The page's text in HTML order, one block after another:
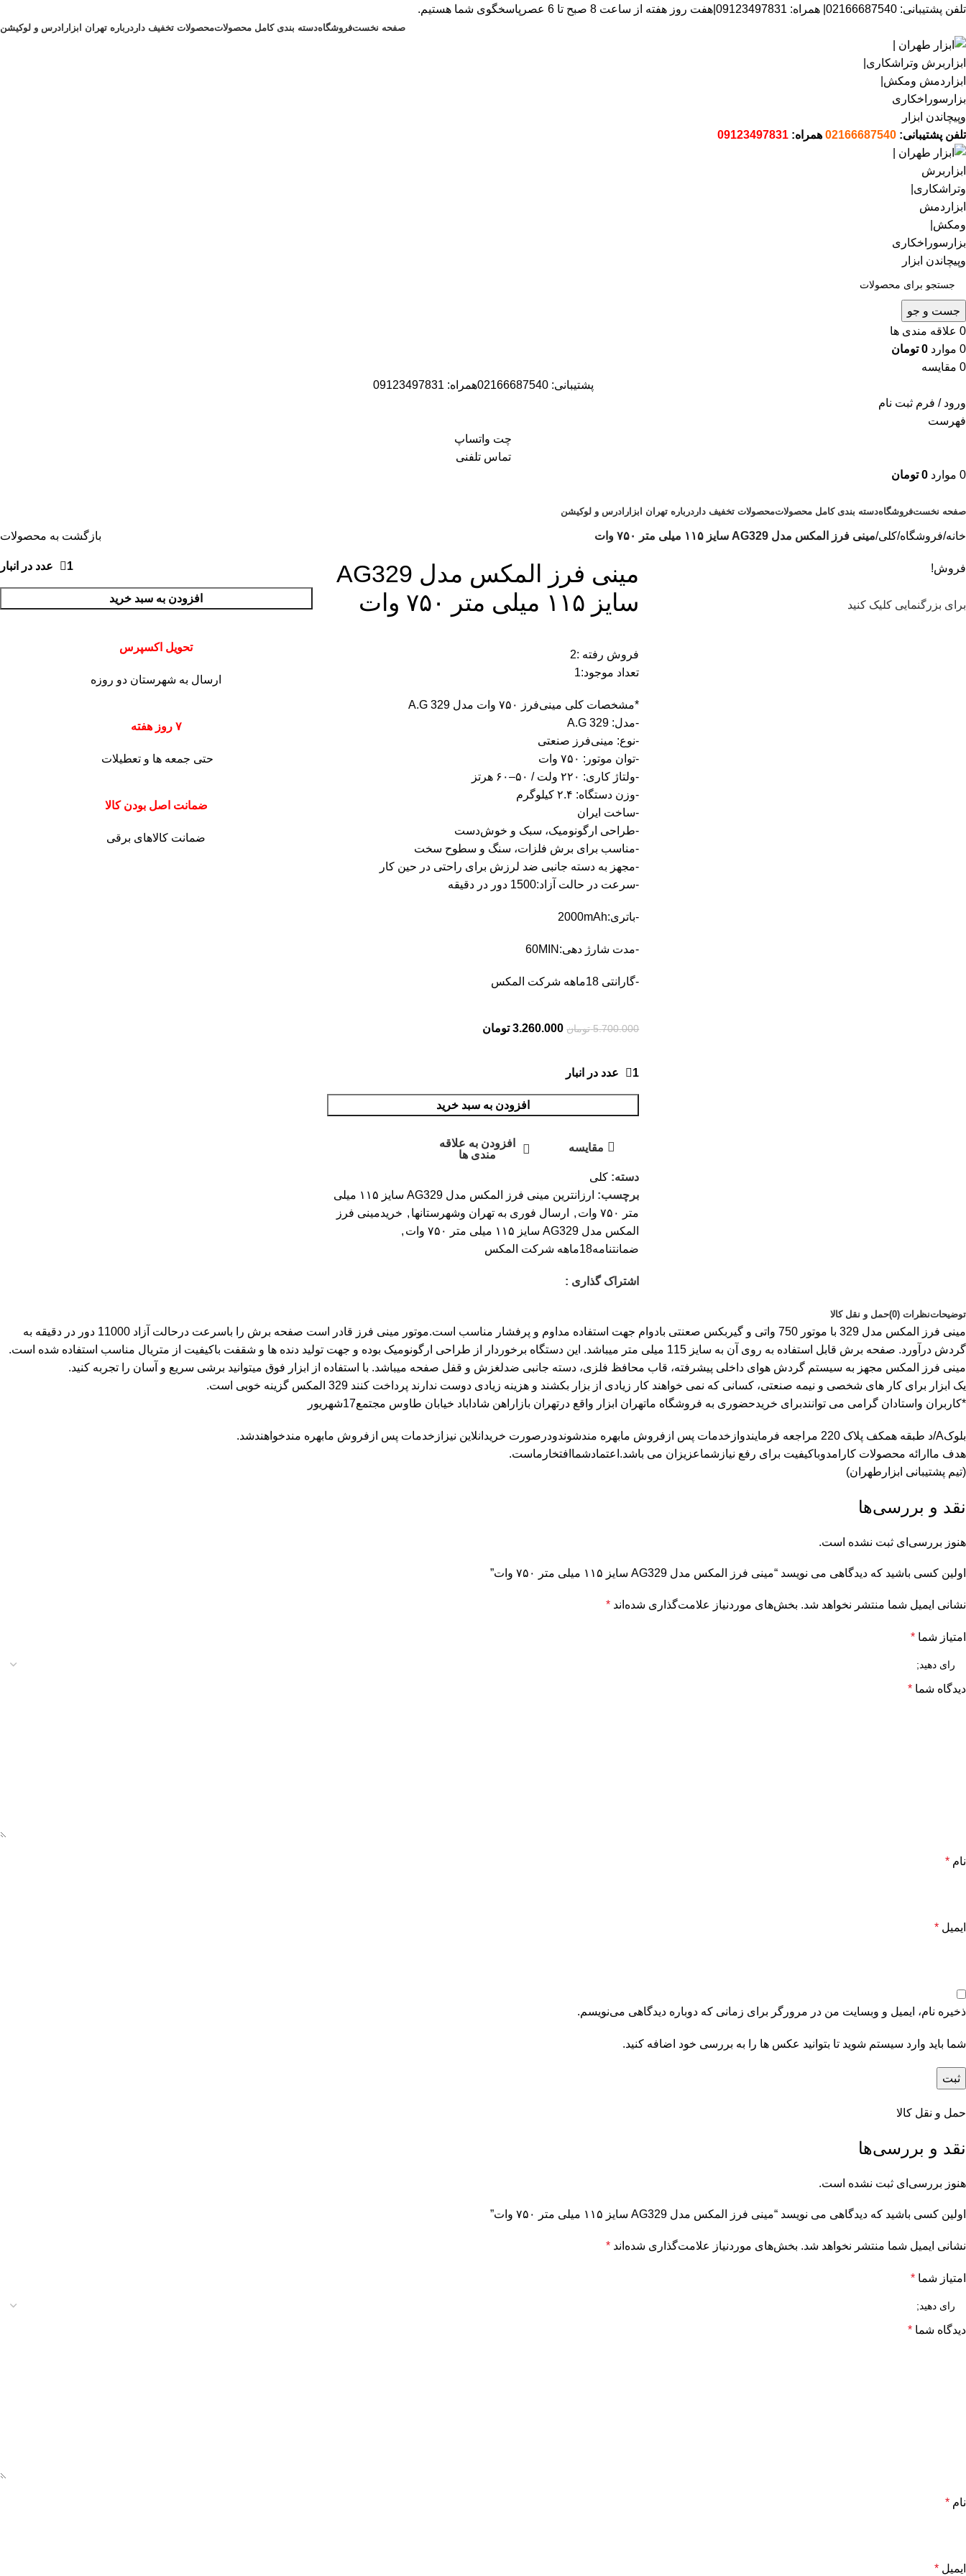
تلفن پشتیبانی: 02166687540| همراه: 09123497831|هفت روز هفته از ساعت 8 صبح تا 6 عصرپاسخگوی شما هستیم.
صفحه نخستفروشگاهدسته بندی کامل محصولاتمحصولات تخفیف دار درباره تهران ابزار ادرس و لوکیشن
تلفن پشتیبانی: 02166687540 همراه: 09123497831
جست و جو
0 علاقه مندی ها
0 موارد 0 تومان
0 مقایسه
پشتیبانی: 02166687540همراه: 09123497831
ورود / فرم ثبت نام
فهرست
چت واتساپ
تماس تلفنی
0 موارد 0 تومان
صفحه نخستفروشگاهدسته بندی کامل محصولاتمحصولات تخفیف دار درباره تهران ابزار ادرس و لوکیشن
خانه فروشگاه کلی مینی فرز المکس مدل AG329 سایز ۱۱۵ میلی متر ۷۵۰ وات بازگشت به محصولات
فروش!
برای بزرگنمایی کلیک کنید
مینی فرز المکس مدل AG329
سایز ۱۱۵ میلی متر ۷۵۰ وات
فروش رفته :2
تعداد موجود:1
*مشخصات کلی مینی‌فرز ۷۵۰ وات مدل A.G 329
-مدل: A.G 329
-نوع: مینی‌فرز صنعتی
-توان موتور: ۷۵۰ وات
-ولتاژ کاری: ۲۲۰ ولت / ۵۰–۶۰ هرتز
-وزن دستگاه: ۲.۴ کیلوگرم
-ساخت ایران
-طراحی ارگونومیک، سبک و خوش‌دست
-مناسب برای برش فلزات، سنگ و سطوح سخت
-مجهز به دسته جانبی ضد لرزش برای راحتی در حین کار
-سرعت در حالت آزاد:1500 دور در دقیقه
-باتری:2000mAh
-مدت شارژ دهی:60MIN
-گارانتی 18ماهه شرکت المکس
5.700.000 تومان 3.260.000 تومان
1 عدد در انبار
افزودن به سبد خرید
مقایسه
افزودن به علاقه
مندی ها
دسته: کلی
برچسب:
ارزانترین مینی فرز المکس مدل AG329 سایز ۱۱۵ میلی
متر ۷۵۰ وات
, ارسال فوری به تهران وشهرستانها , خریدمینی فرز
المکس مدل AG329 سایز ۱۱۵ میلی متر ۷۵۰ وات
,
ضمانتنامه18ماهه شرکت المکس
اشتراک گذاری :
1 عدد در انبار
افزودن به سبد خرید
تحویل اکسپرس
ارسال به شهرستان دو روزه
۷ روز هفته
حتی جمعه ها و تعطیلات
ضمانت اصل بودن کالا
ضمانت کالاهای برقی
توضیحاتنظرات (0) حمل و نقل کالا
مینی فرز المکس مدل 329 با موتور 750 واتی و گیربکس صعنتی بادوام جهت استفاده مداوم و پرفشار مناسب است.موتور مینی فرز قادر است صفحه برش را باسرعت درحالت آزاد 11000 دور در دقیقه به
گردش درآورد. صفحه برش قابل استفاده به روی آن به سایز 115 میلی متر میباشد. این دستگاه برخوردار از طراحی ارگونومیک بوده و جهت تولید دنده ها و شقفت باکیفیت از متریال مناسب استفاده شده است.
مینی فرز المکس مجهز به سیستم گردش هوای داخلی پیشرفته، قاب محافظ فلزی، دسته جانبی ضدلغزش و قفل صفحه میباشد. با استفاده از ابزار فوق میتوانید برشی سریع و آسان را تجربه کنید.
یک ابزار برای کار های شخصی و نیمه صنعتی، کسانی که نمی خواهند کار زیادی از بزار بکشند و هزینه زیادی دوست ندارند پرداخت کنند 329 المکس گزینه خوبی است.
*کاربران واستادان گرامی می توانندبرای خریدحضوری به فروشگاه ماتهران ابزار واقع درتهران بازاراهن شاداباد خیابان طاوس مجتمع17شهریور
بلوکA/د طبقه همکف پلاک 220 مراجعه فرمایندوازخدمات پس ازفروش مابهره مندشوندودرصورت خریدانلاین نیزازخدمات پس ازفروش مابهره مندخواهندشد.
هدف ماارائه محصولات کارامدوباکیفیت برای رفع نیازشماعزیزان می باشد.اعتمادشماافتخارماست.
(تیم پشتیبانی ابزارطهران)
نقد و بررسی‌ها
هنوز بررسی‌ای ثبت نشده است.
اولین کسی باشید که دیدگاهی می نویسد “مینی فرز المکس مدل AG329 سایز ۱۱۵ میلی متر ۷۵۰ وات”
نشانی ایمیل شما منتشر نخواهد شد. بخش‌های موردنیاز علامت‌گذاری شده‌اند *
امتیاز شما *
دیدگاه شما *
نام *
ایمیل *
ذخیره نام، ایمیل و وبسایت من در مرورگر برای زمانی که دوباره دیدگاهی می‌نویسم.
شما باید وارد سیستم شوید تا بتوانید عکس ها را به بررسی خود اضافه کنید.
حمل و نقل کالا
نقد و بررسی‌ها
هنوز بررسی‌ای ثبت نشده است.
اولین کسی باشید که دیدگاهی می نویسد “مینی فرز المکس مدل AG329 سایز ۱۱۵ میلی متر ۷۵۰ وات”
نشانی ایمیل شما منتشر نخواهد شد. بخش‌های موردنیاز علامت‌گذاری شده‌اند *
امتیاز شما *
دیدگاه شما *
نام *
ایمیل *